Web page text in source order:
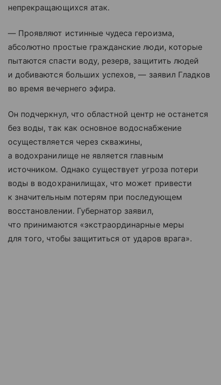
непрекращающихся атак.
— Проявляют истинные чудеса героизма,
абсолютно простые гражданские люди, которые
пытаются спасти воду, резерв, защитить людей
и добиваются больших успехов, — заявил Гладков
во время вечернего эфира.
Он подчеркнул, что областной центр не останется
без воды, так как основное водоснабжение
осуществляется через скважины,
а водохранилище не является главным
источником. Однако существует угроза потери
воды в водохранилищах, что может привести
к значительным потерям при последующем
восстановлении. Губернатор заявил,
что принимаются «экстраординарные меры
для того, чтобы защититься от ударов врага».